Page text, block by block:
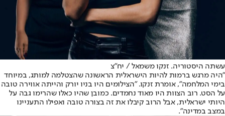
עשתה היסטוריה. זנקו משמאל / יח"צ
"היה מרגש ברמות להיות הישראלית הראשונה שהצטלמה למותג, במיוחד
בימי המלחמה", אומרת זנקו. "הצילומים היו בניו יורק והייתה אווירה טובה
על הסט. רוב הצוות היו מאוד נחמדים. כמובן שהיו כאלו שהרימו גבה על
היותי ישראלית, אבל הרוב קיבלו את זה בצורה טובה ואפילו התעניינו
במצב במדינה".